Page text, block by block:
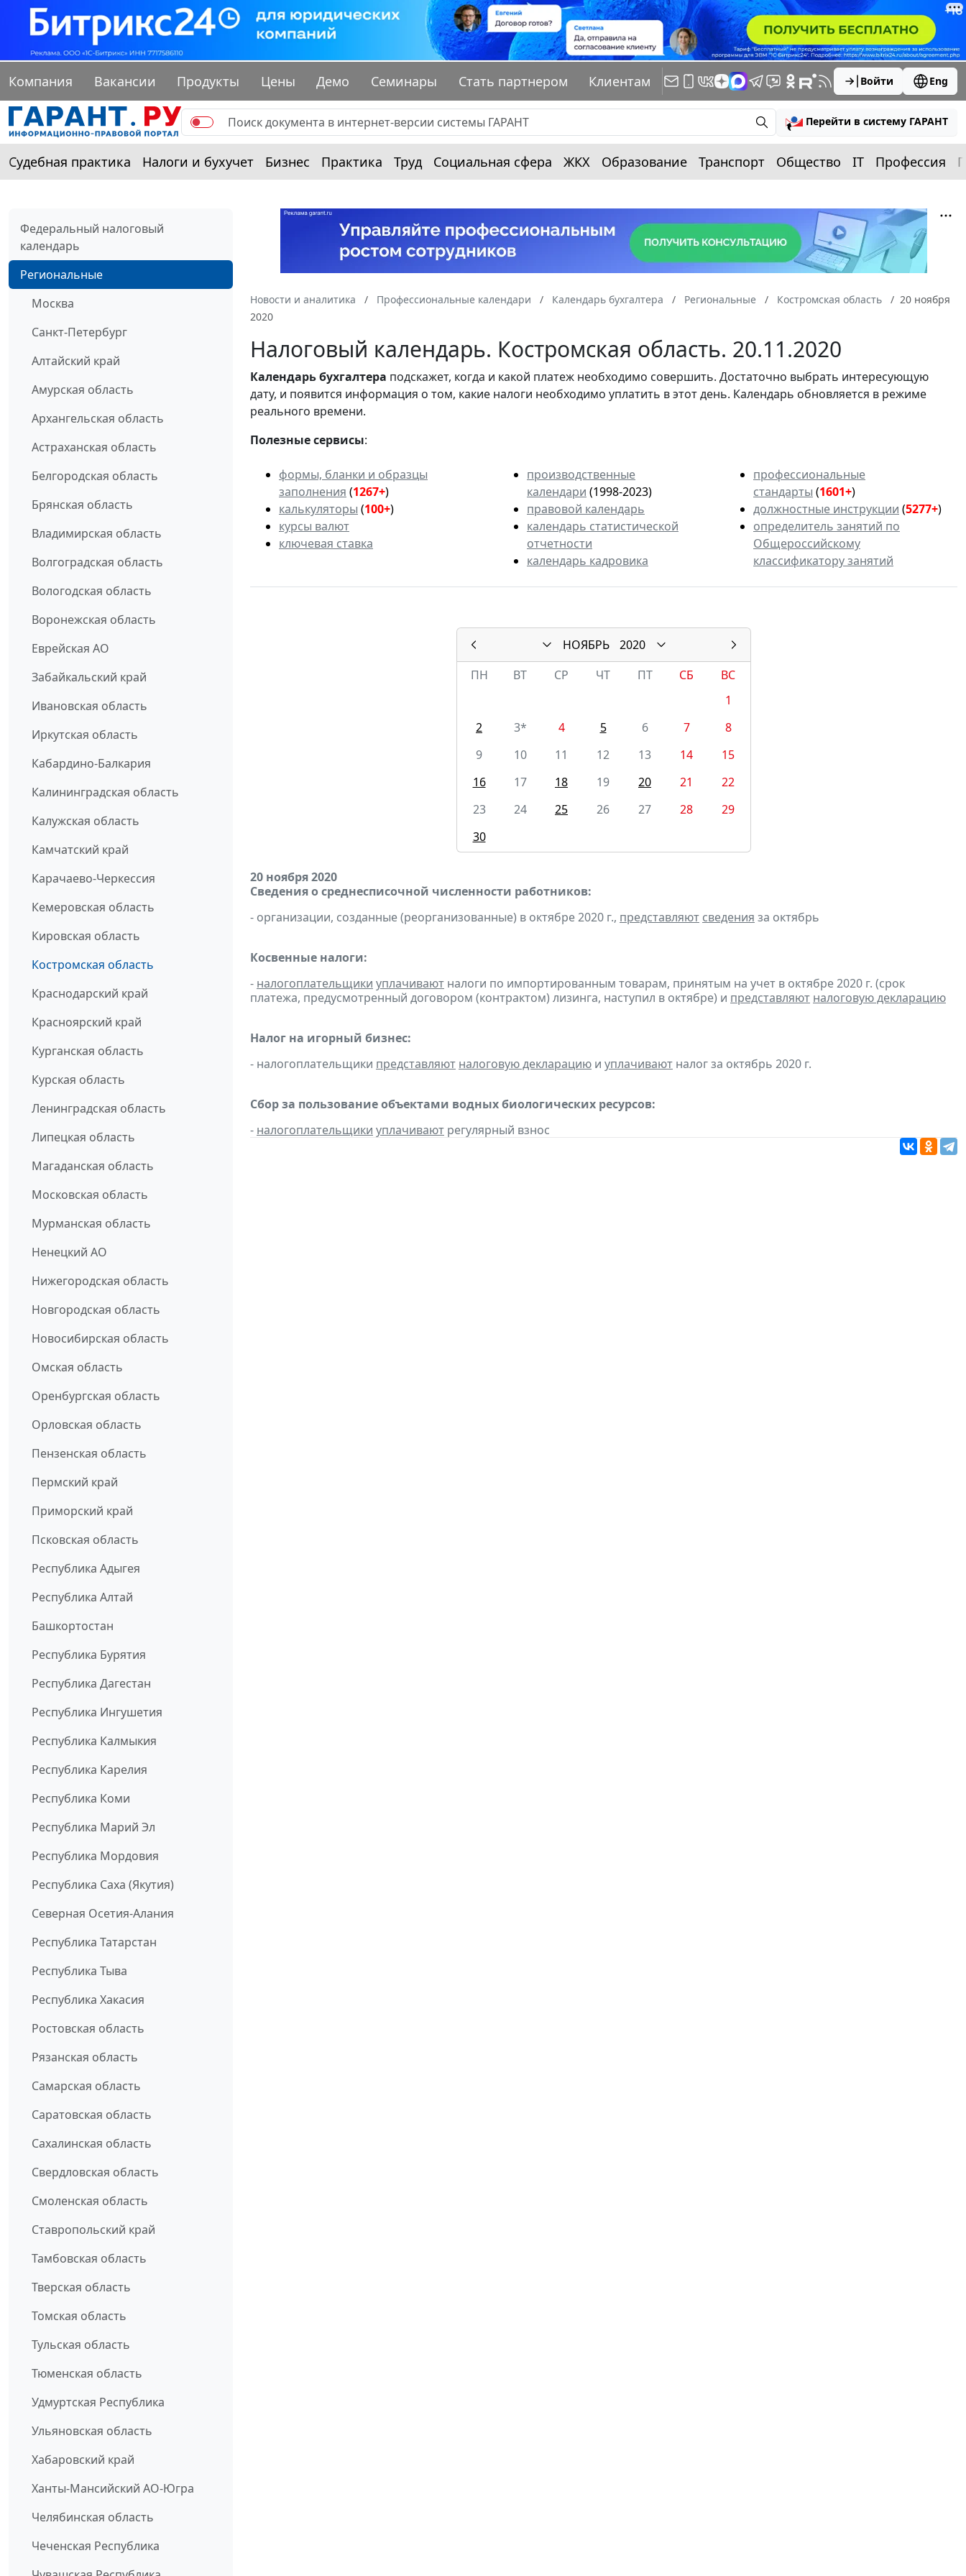
Компания Вакансии Продукты Цены Демо Семинары Стать партнером Клиентам Войти Eng
Перейти в систему ГАРАНТ
Судебная практика Налоги и бухучет Бизнес Практика Труд Социальная сфера ЖКХ Образование Транспорт Общество IT Профессия
Федеральный налоговый
календарь
Региональные
Москва
Санкт-Петербург
Алтайский край
Амурская область
Архангельская область
Астраханская область
Белгородская область
Брянская область
Владимирская область
Волгоградская область
Вологодская область
Воронежская область
Еврейская АО
Забайкальский край
Ивановская область
Иркутская область
Кабардино-Балкария
Калининградская область
Калужская область
Камчатский край
Карачаево-Черкессия
Кемеровская область
Кировская область
Костромская область
Краснодарский край
Красноярский край
Курганская область
Курская область
Ленинградская область
Липецкая область
Магаданская область
Московская область
Мурманская область
Ненецкий АО
Нижегородская область
Новгородская область
Новосибирская область
Омская область
Оренбургская область
Орловская область
Пензенская область
Пермский край
Приморский край
Псковская область
Республика Адыгея
Республика Алтай
Башкортостан
Республика Бурятия
Республика Дагестан
Республика Ингушетия
Республика Калмыкия
Республика Карелия
Республика Коми
Республика Марий Эл
Республика Мордовия
Республика Саха (Якутия)
Северная Осетия-Алания
Республика Татарстан
Республика Тыва
Республика Хакасия
Ростовская область
Рязанская область
Самарская область
Саратовская область
Сахалинская область
Свердловская область
Смоленская область
Ставропольский край
Тамбовская область
Тверская область
Томская область
Тульская область
Тюменская область
Удмуртская Республика
Ульяновская область
Хабаровский край
Ханты-Мансийский АО-Югра
Челябинская область
Чеченская Республика
Новости и аналитика Профессиональные календари Календарь бухгалтера Региональные Костромская область
20 ноября
2020
Налоговый календарь. Костромская область. 20.11.2020
Календарьбухгалтера подскажет, когда и какой платеж необходимо совершить. Достаточно выбрать интересующую
дату, и появится информация о том, какие налоги необходимо уплатить в этот день. Календарь обновляется в режиме
реального времени.
Полезные сервисы:
формы, бланки и образцы
заполнения (1267+)
калькуляторы (100+)
курсы валют
ключевая ставка
производственные
календари (1998-2023)
правовой календарь
календарь статистической
отчетности
календарь кадровика
профессиональные
стандарты (1601+)
должностные инструкции (5277+)
определитель занятий по
Общероссийскому
классификатору занятий
НОЯБРЬ
2020
ПН
ВТ СР ЧТ ПТ СБ
ВС
1
2
3* 4 5 6 7
8
9
10 11 12 13 14
15
16
17 18 19 20 21
22
23
24 25 26 27 28
29
30
20 ноября 2020
Сведения о среднесписочной численности работников:
- организации, созданные (реорганизованные) в октябре 2020 г., представляют сведения за октябрь
Косвенные налоги:
- налогоплательщики уплачивают налоги по импортированным товарам, принятым на учет в октябре 2020 г. (срок
платежа, предусмотренный договором (контрактом) лизинга, наступил в октябре) и представляют налоговую декларацию
Налог на игорный бизнес:
- налогоплательщики представляют налоговую декларацию и уплачивают налог за октябрь 2020 г.
Сбор за пользование объектами водных биологических ресурсов:
- налогоплательщики уплачивают регулярный взнос